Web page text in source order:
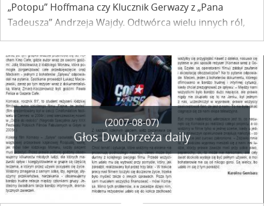
„Potopu” Hoffmana czy Klucznik Gerwazy z „Pana
Tadeusza” Andrzeja Wajdy. Odtwórca wielu innych ról,
bo wystąpił przecież w ponad stu filmach polskich i
zagranicznych. Daniel Olbrychski.
(2007-08-07)
Głos Dwubrzeża daily